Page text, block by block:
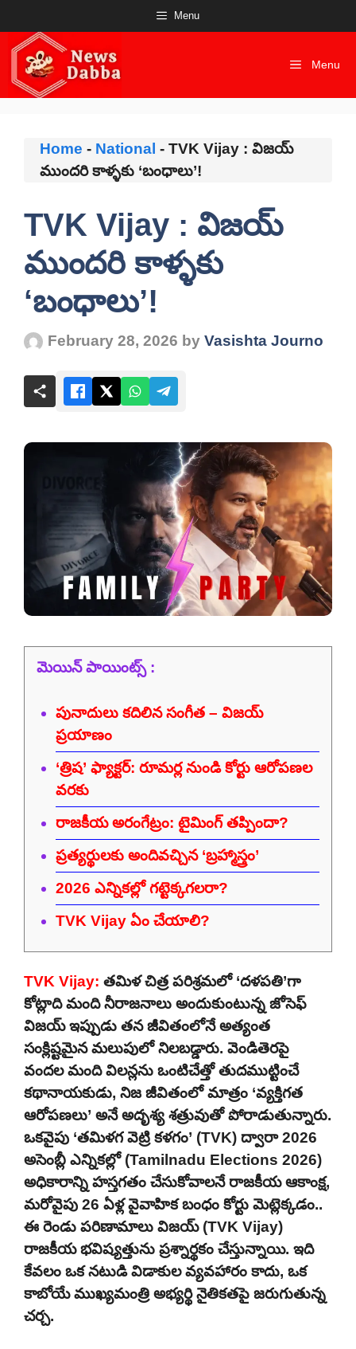
to
content
Menu
Menu
Home - National - TVK Vijay : విజయ్
ముందరి కాళ్ళకు ‘బంధాలు’!
TVK Vijay : విజయ్
ముందరి కాళ్ళకు
‘బంధాలు’!
February 28, 2026 by Vasishta Journo
మెయిన్ పాయింట్స్ :
పునాదులు కదిలిన సంగీత – విజయ్
ప్రయాణం
‘త్రిష’ ఫ్యాక్టర్: రూమర్ల నుండి కోర్టు ఆరోపణల
వరకు
రాజకీయ అరంగేట్రం: టైమింగ్ తప్పిందా?
ప్రత్యర్థులకు అందివచ్చిన ‘బ్రహ్మాస్త్రం’
2026 ఎన్నికల్లో గట్టెక్కగలరా?
TVK Vijay ఏం చేయాలి?
TVK Vijay: తమిళ చిత్ర పరిశ్రమలో ‘దళపతి’గా
కోట్లాది మంది నీరాజనాలు అందుకుంటున్న జోసెఫ్
విజయ్ ఇప్పుడు తన జీవితంలోనే అత్యంత
సంక్లిష్టమైన మలుపులో నిలబడ్డారు. వెండితెరపై
వందల మంది విలన్లను ఒంటిచేత్తో తుదముట్టించే
కథానాయకుడు, నిజ జీవితంలో మాత్రం ‘వ్యక్తిగత
ఆరోపణలు’ అనే అదృశ్య శత్రువుతో పోరాడుతున్నారు.
ఒకవైపు ‘తమిళగ వెట్రి కళగం’ (TVK) ద్వారా 2026
అసెంబ్లీ ఎన్నికల్లో (Tamilnadu Elections 2026)
అధికారాన్ని హస్తగతం చేసుకోవాలనే రాజకీయ ఆకాంక్ష,
మరోవైపు 26 ఏళ్ల వైవాహిక బంధం కోర్టు మెట్లెక్కడం..
ఈ రెండు పరిణామాలు విజయ్ (TVK Vijay)
రాజకీయ భవిష్యత్తును ప్రశ్నార్థకం చేస్తున్నాయి. ఇది
కేవలం ఒక నటుడి విడాకుల వ్యవహారం కాదు, ఒక
కాబోయే ముఖ్యమంత్రి అభ్యర్థి నైతికతపై జరుగుతున్న
చర్చ.